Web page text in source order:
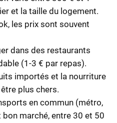
et la taille du logement.
les prix sont souvent
dans des restaurants
(1-3 € par repas).
importés et la nourriture
plus chers.
en commun (métro,
marché, entre 30 et 50